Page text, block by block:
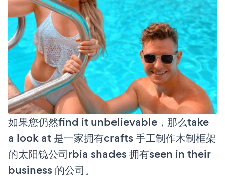
如果您仍然find it unbelievable，那么take
a look at 是一家拥有crafts 手工制作木制框架
的太阳镜公司rbia shades 拥有seen in their
business 的公司。